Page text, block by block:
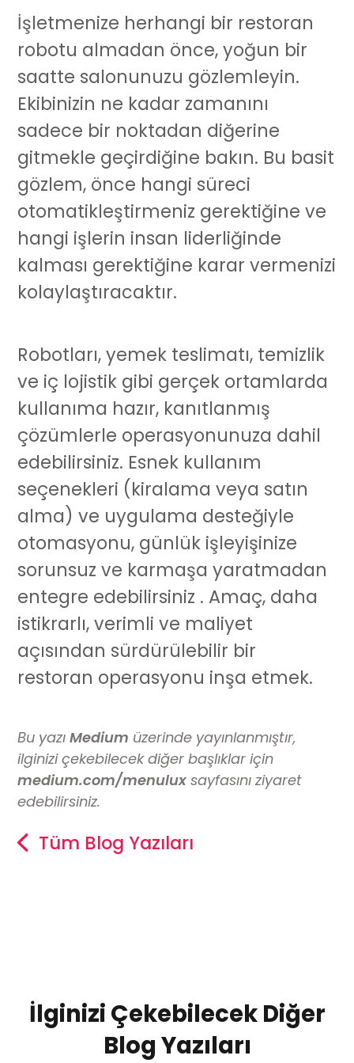
İşletmenize herhangi bir restoran
robotu almadan önce, yoğun bir
saatte salonunuzu gözlemleyin.
Ekibinizin ne kadar zamanını
sadece bir noktadan diğerine
gitmekle geçirdiğine bakın. Bu basit
gözlem, önce hangi süreci
otomatikleştirmeniz gerektiğine ve
hangi işlerin insan liderliğinde
kalması gerektiğine karar vermenizi
kolaylaştıracaktır.
Robotları, yemek teslimatı, temizlik
ve iç lojistik gibi gerçek ortamlarda
kullanıma hazır, kanıtlanmış
çözümlerle operasyonunuza dahil
edebilirsiniz. Esnek kullanım
seçenekleri (kiralama veya satın
alma) ve uygulama desteğiyle
otomasyonu, günlük işleyişinize
sorunsuz ve karmaşa yaratmadan
entegre edebilirsiniz . Amaç, daha
istikrarlı, verimli ve maliyet
açısından sürdürülebilir bir
restoran operasyonu inşa etmek.
Bu yazıMedium üzerinde yayınlanmıştır,
ilginizi çekebilecek diğer başlıklar için
medium.com/menulux sayfasını ziyaret
edebilirsiniz.
Tüm Blog Yazıları
İlginizi Çekebilecek Diğer
Blog Yazıları